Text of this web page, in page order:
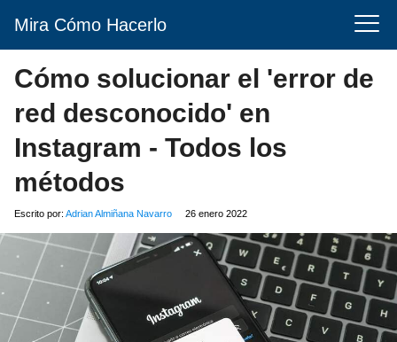
Mira Cómo Hacerlo
Cómo solucionar el 'error de
red desconocido' en
Instagram - Todos los
métodos
Escrito por: Adrian Almiñana Navarro 26 enero 2022